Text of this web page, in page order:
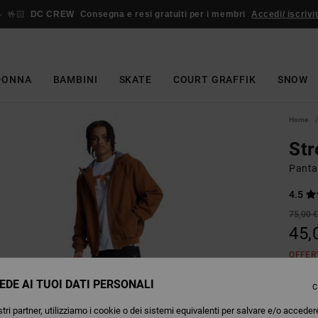
🤟🏻 DC CREW Consegna e resi gratuiti per i membri Accedi/
BAMBINI SKATE COURT GRAFFIK SNOW
Home
4.5
75,00 €
AI TUOI DATI PERSONALI
partner, utilizziamo i cookie o dei sistemi equivalenti per salvare e/o